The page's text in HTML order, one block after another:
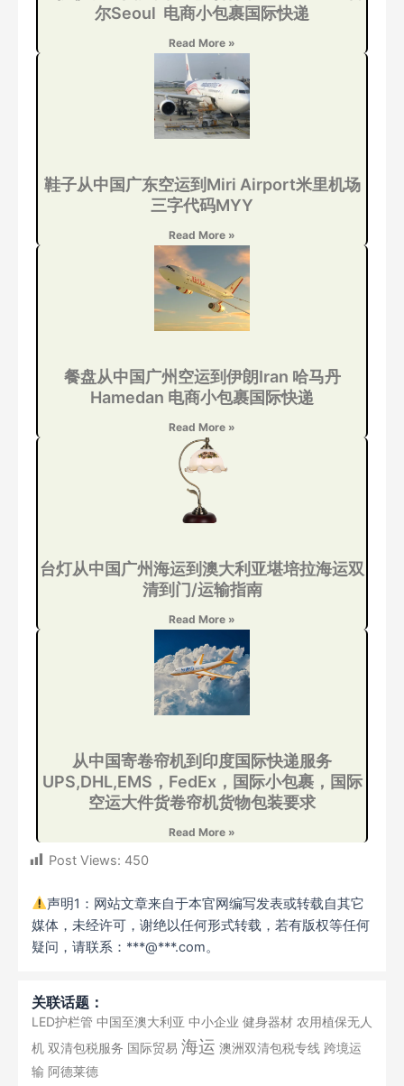
尔Seoul 电商小包裹国际快递
Read More »
鞋子从中国广东空运到Miri Airport米里机场
三字代码MYY
Read More »
餐盘从中国广州空运到伊朗Iran 哈马丹
Hamedan 电商小包裹国际快递
Read More »
台灯从中国广州海运到澳大利亚堪培拉海运双
清到门/运输指南
Read More »
从中国寄卷帘机到印度国际快递服务
UPS,DHL,EMS，FedEx，国际小包裹，国际
空运大件货卷帘机货物包装要求
Read More »
Post Views: 450
声明1：网站文章来自于本官网编写发表或转载自其它
媒体，未经许可，谢绝以任何形式转载，若有版权等任何
疑问，请联系：***@***.com。
关联话题：
LED护栏管 中国至澳大利亚 中小企业 健身器材 农用植保无人
机 双清包税服务 国际贸易 海运 澳洲双清包税专线 跨境运
输 阿德莱德